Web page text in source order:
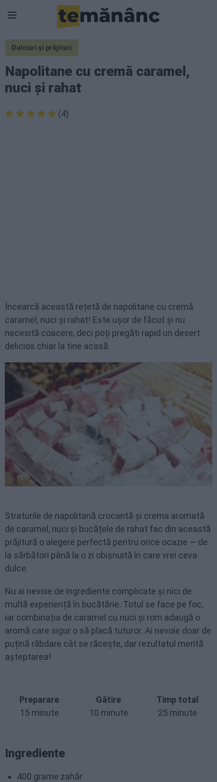
Dulciuri și prăjituri
Napolitane cu cremă caramel,
nuci și rahat
(4)
Încearcă această rețetă de napolitane cu cremă
caramel, nuci și rahat! Este ușor de făcut și nu
necesită coacere, deci poți pregăti rapid un desert
delicios chiar la tine acasă.
Straturile de napolitană crocantă și crema aromată
de caramel, nuci și bucățele de rahat fac din această
prăjitură o alegere perfectă pentru orice ocazie — de
la sărbători până la o zi obișnuită în care vrei ceva
dulce.
Nu ai nevoie de ingrediente complicate și nici de
multă experiență în bucătărie. Totul se face pe foc,
iar combinația de caramel cu nuci și rom adaugă o
aromă care sigur o să placă tuturor. Ai nevoie doar de
puțină răbdare cât se răcește, dar rezultatul merită
așteptarea!
Preparare
15 minute
Gătire
10 minute
Timp total
25 minute
Ingrediente
400 grame zahăr